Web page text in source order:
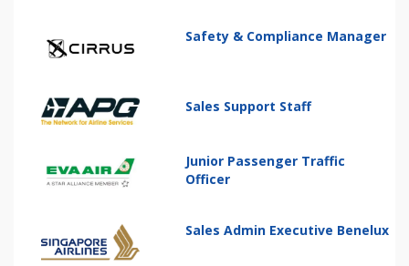
Safety & Compliance Manager
Sales Support Staff
Junior Passenger Traffic
Officer
Sales Admin Executive Benelux